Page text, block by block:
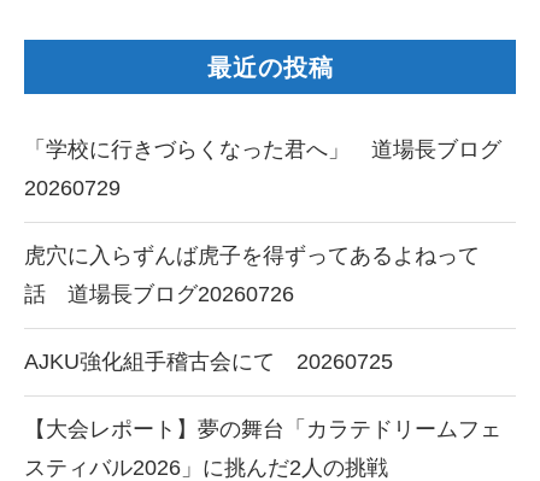
最近の投稿
「学校に行きづらくなった君へ」 道場長ブログ
20260729
虎穴に入らずんば虎子を得ずってあるよねって
話 道場長ブログ20260726
AJKU強化組手稽古会にて 20260725
【大会レポート】夢の舞台「カラテドリームフェ
スティバル2026」に挑んだ2人の挑戦